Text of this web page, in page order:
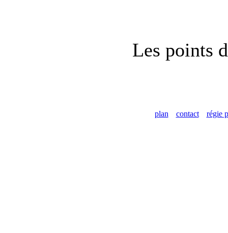
Les points
plan contact régie